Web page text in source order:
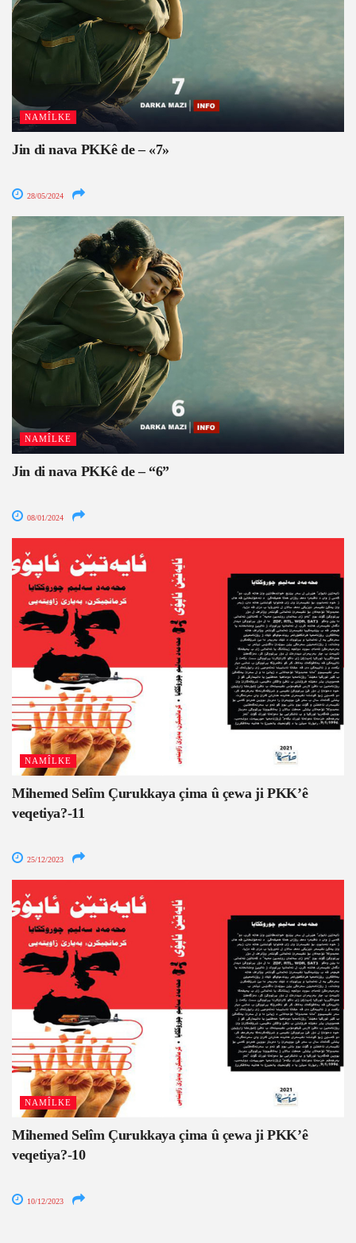
NAMÎLKE
Jin di nava PKKê de – «7»
28/05/2024
NAMÎLKE
Jin di nava PKKê de – “6”
08/01/2024
NAMÎLKE
Mihemed Selîm Çurukkaya çima û çewa ji PKK’ê
veqetiya?-11
25/12/2023
NAMÎLKE
Mihemed Selîm Çurukkaya çima û çewa ji PKK’ê
veqetiya?-10
10/12/2023